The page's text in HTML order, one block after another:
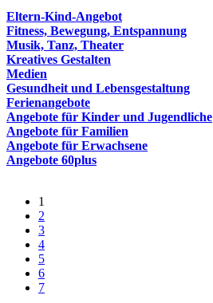
Eltern-Kind-Angebot
Fitness, Bewegung, Entspannung
Musik, Tanz, Theater
Kreatives Gestalten
Medien
Gesundheit und Lebensgestaltung
Ferienangebote
Angebote für Kinder und Jugendliche
Angebote für Familien
Angebote für Erwachsene
Angebote 60plus
1
2
3
4
5
6
7